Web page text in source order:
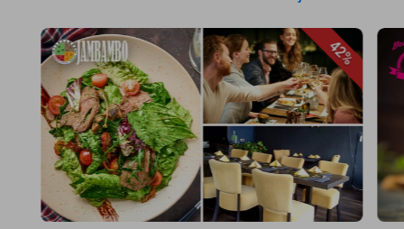
42%